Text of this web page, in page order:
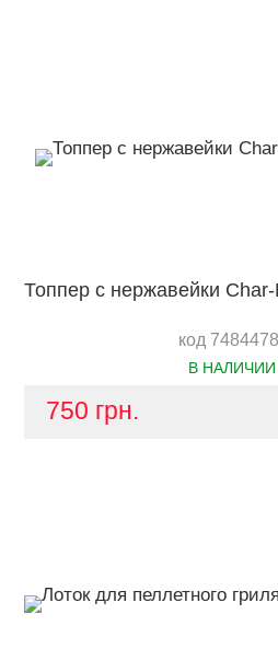
Топпер с нержавейки
код
В НАЛИЧИИ
750 грн.